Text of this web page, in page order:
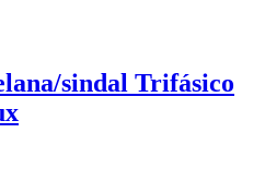
sindal Trifásico